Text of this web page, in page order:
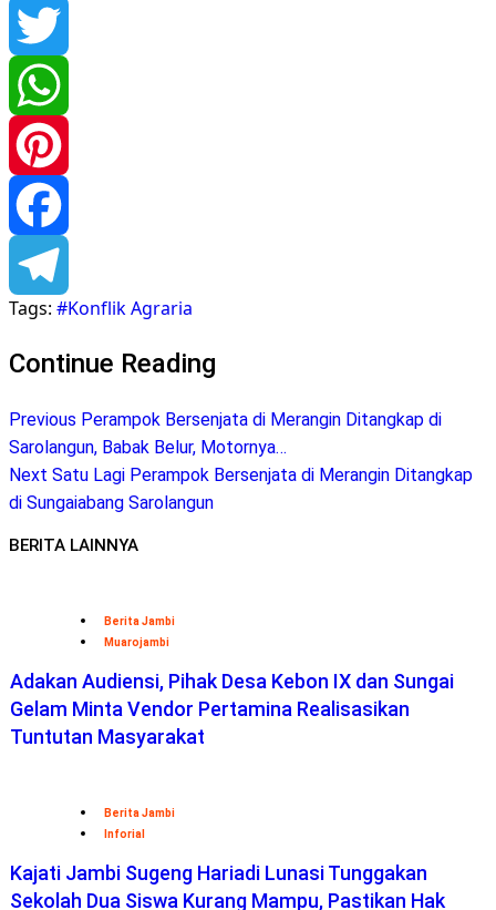
Twitter
WhatsApp
Pinterest
Facebook
Telegram
Tags: #Konflik Agraria
Continue Reading
Previous Perampok Bersenjata di Merangin Ditangkap di
Sarolangun, Babak Belur, Motornya…
Next Satu Lagi Perampok Bersenjata di Merangin Ditangkap
di Sungaiabang Sarolangun
BERITA LAINNYA
Berita Jambi
Muarojambi
Adakan Audiensi, Pihak Desa Kebon IX dan Sungai
Gelam Minta Vendor Pertamina Realisasikan
Tuntutan Masyarakat
Berita Jambi
Inforial
Kajati Jambi Sugeng Hariadi Lunasi Tunggakan
Sekolah Dua Siswa Kurang Mampu, Pastikan Hak